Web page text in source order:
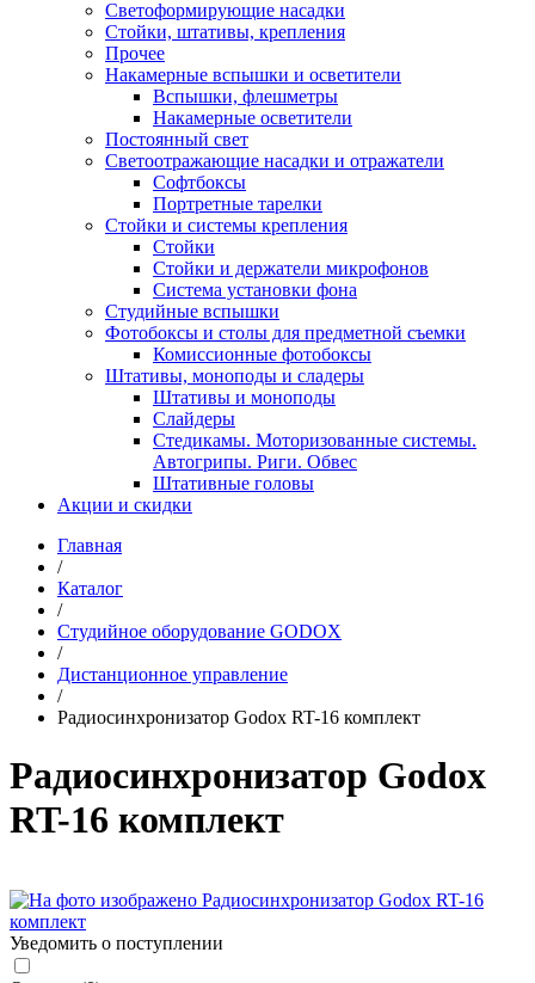
Светоформирующие насадки
Стойки, штативы, крепления
Прочее
Накамерные вспышки и осветители
Вспышки, флешметры
Накамерные осветители
Постоянный свет
Светоотражающие насадки и отражатели
Софтбоксы
Портретные тарелки
Стойки и системы крепления
Стойки
Стойки и держатели микрофонов
Система установки фона
Студийные вспышки
Фотобоксы и столы для предметной съемки
Комиссионные фотобоксы
Штативы, моноподы и сладеры
Штативы и моноподы
Слайдеры
Стедикамы. Моторизованные системы.
Автогрипы. Риги. Обвес
Штативные головы
Акции и скидки
Главная
/
Каталог
/
Студийное оборудование GODOX
/
Дистанционное управление
/
Радиосинхронизатор Godox RT-16 комплект
Радиосинхронизатор Godox
RT-16 комплект
Уведомить о поступлении